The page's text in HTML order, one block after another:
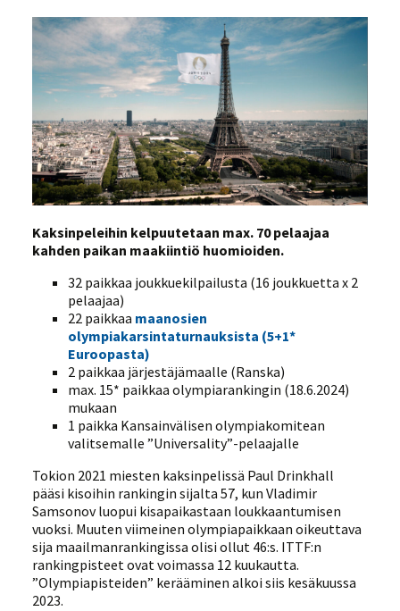
Kaksinpeleihin kelpuutetaan max. 70 pelaajaa
kahden paikan maakiintiö huomioiden.
32 paikkaa joukkuekilpailusta (16 joukkuetta x 2
pelaajaa)
22 paikkaa maanosien
olympiakarsintaturnauksista (5+1*
Euroopasta)
2 paikkaa järjestäjämaalle (Ranska)
max. 15* paikkaa olympiarankingin (18.6.2024)
mukaan
1 paikka Kansainvälisen olympiakomitean
valitsemalle ”Universality”-pelaajalle
Tokion 2021 miesten kaksinpelissä Paul Drinkhall
pääsi kisoihin rankingin sijalta 57, kun Vladimir
Samsonov luopui kisapaikastaan loukkaantumisen
vuoksi. Muuten viimeinen olympiapaikkaan oikeuttava
sija maailmanrankingissa olisi ollut 46:s. ITTF:n
rankingpisteet ovat voimassa 12 kuukautta.
”Olympiapisteiden” kerääminen alkoi siis kesäkuussa
2023.